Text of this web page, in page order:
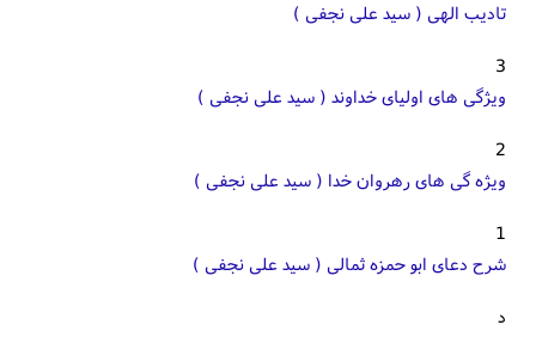
تادیب الهی ( سید علی نجفی )
3
ویژگی های اولیای خداوند ( سید علی نجفی )
2
ویژه گی های رهروان خدا ( سید علی نجفی )
1
شرح دعای ابو حمزه ثمالی ( سید علی نجفی )
د